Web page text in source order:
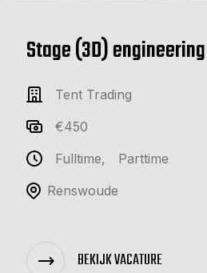
Stage (3D) engineering
Tent Trading
€450
Fulltime,
Parttime
Renswoude
BEKIJK VACATURE